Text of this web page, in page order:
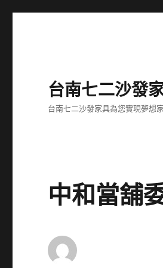
台南七二沙發
台南七二沙發家具為您實現夢想
中和當舖